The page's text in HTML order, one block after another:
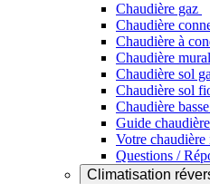
Chaudière gaz
Chaudière
Chaudière à
Chaudière
Chaudière sol
Chaudière sol
Chaudière
Guide chaudière
Votre chaudière
Questions /
Climatisation